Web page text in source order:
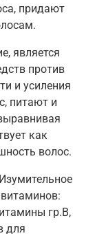
придают
является
против
и усиления
питают и
как
волос.
гр.В,
для